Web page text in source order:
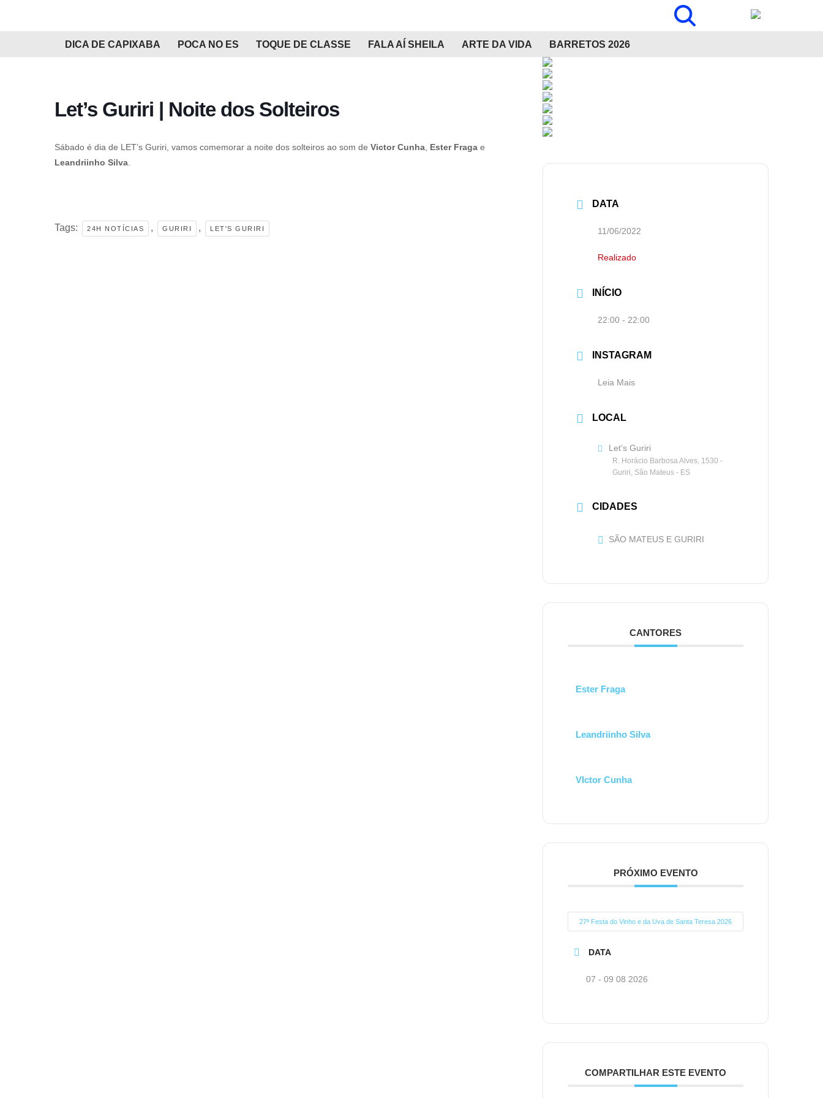
DICA DE CAPIXABA POCA NO ES TOQUE DE CLASSE FALA AÍ SHEILA ARTE DA VIDA BARRETOS 2026
Let’s Guriri | Noite dos Solteiros
Sábado é dia de LET’s Guriri, vamos comemorar a noite dos solteiros ao som de Victor Cunha Ester Fraga e
Leandriinho Silva
Tags: 24H NOTÍCIAS , GURIRI , LET'S GURIRI
DATA
11/06/2022
Realizado
INÍCIO
22:00 - 22:00
INSTAGRAM
Leia Mais
LOCAL
Let’s Guriri
R. Horácio Barbosa Alves, 1530 -
Guriri, São Mateus - ES
CIDADES
SÃO MATEUS E GURIRI
CANTORES
Ester Fraga
Leandriinho Silva
VIctor Cunha
PRÓXIMO EVENTO
27ª Festa do Vinho e da Uva de Santa Teresa 2026
DATA
07 - 09 08 2026
COMPARTILHAR ESTE EVENTO